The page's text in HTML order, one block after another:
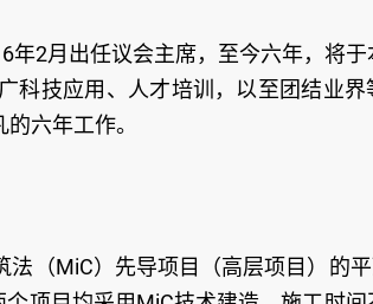
年2月出任议会主席，至今六年，将于
技应用、人才培训，以至团结业界
六年工作。
法（MiC）先导项目（高层项目）的